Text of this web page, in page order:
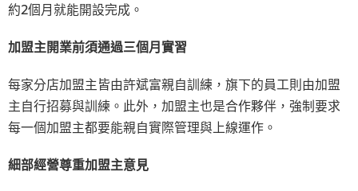
約2個月就能開設完成。
加盟主開業前須通過三個月實習
每家分店加盟主皆由許斌富親自訓練，旗下的員工則由加盟
主自行招募與訓練。此外，加盟主也是合作夥伴，強制要求
每一個加盟主都要能親自實際管理與上線運作。
細部經營尊重加盟主意見